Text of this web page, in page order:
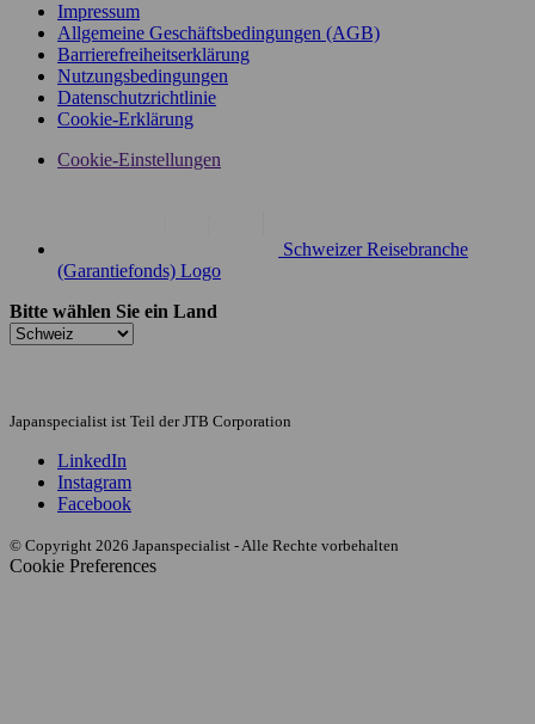
Impressum
Allgemeine Geschäftsbedingungen (AGB)
Barrierefreiheitserklärung
Nutzungsbedingungen
Datenschutzrichtlinie
Cookie-Erklärung
Cookie-Einstellungen
Schweizer Reisebranche
(Garantiefonds) Logo
Bitte wählen Sie ein Land
Japanspecialist ist Teil der JTB Corporation
LinkedIn
Instagram
Facebook
© Copyright 2026 Japanspecialist - Alle Rechte vorbehalten
Cookie Preferences